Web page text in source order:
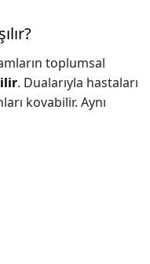
toplumsal
. Dualarıyla hastaları
kovabilir. Aynı